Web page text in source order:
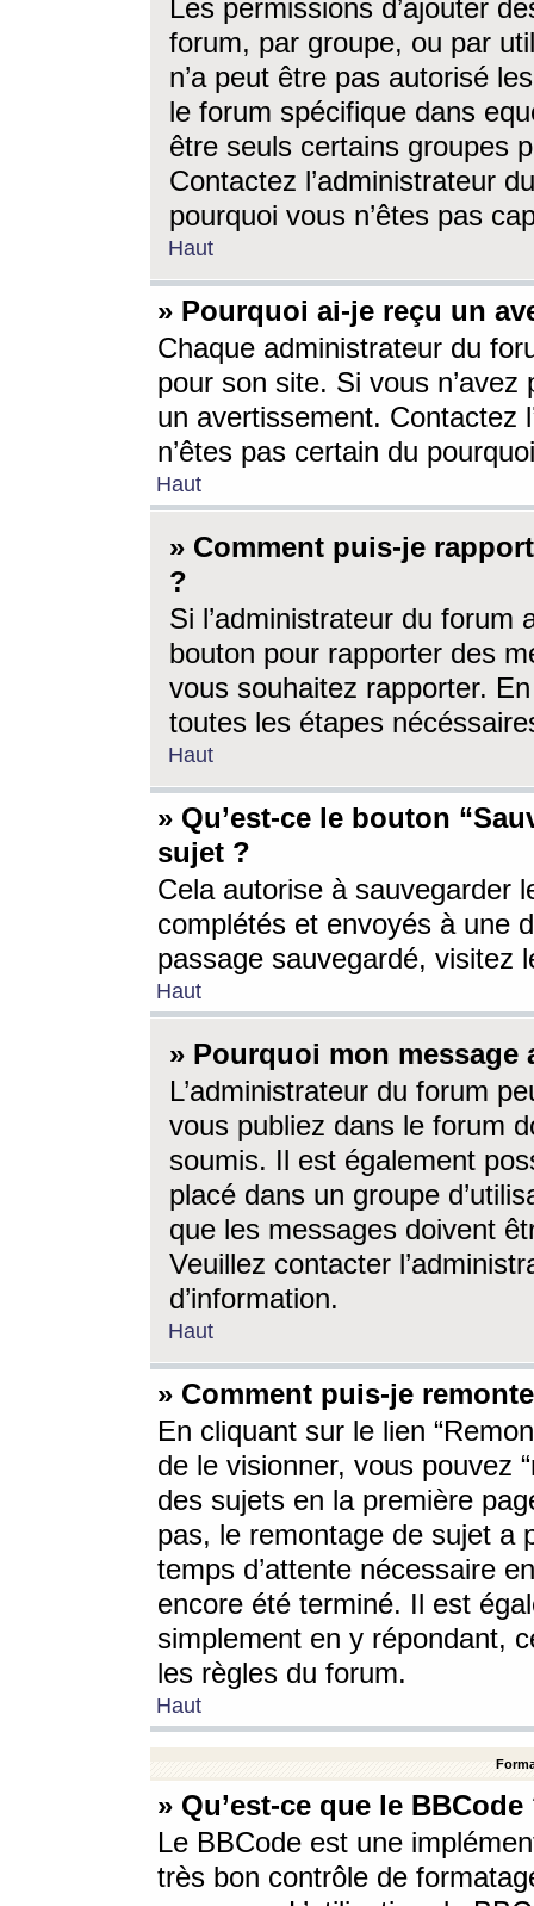
Les permissions d’ajouter
forum, par groupe, ou par
n’a peut être pas autorisé
le forum spécifique dans
être seuls certains groupes
Contactez l’administrateur
pourquoi vous n’êtes pas
Haut
» Pourquoi ai-je reçu un
Chaque administrateur du
pour son site. Si vous
un avertissement. Contactez
n’êtes pas certain du
Haut
» Comment puis-je
?
Si l’administrateur du forum
bouton pour rapporter des
vous souhaitez rapporter.
toutes les étapes
Haut
» Qu’est-ce le bouton
sujet ?
Cela autorise à sauvegarder
complétés et envoyés à une
passage sauvegardé, visitez
Haut
» Pourquoi mon message
L’administrateur du forum
vous publiez dans le forum
soumis. Il est également
placé dans un groupe
que les messages doivent
Veuillez contacter
d’information.
Haut
» Comment puis-je
En cliquant sur le lien
de le visionner, vous pouvez
des sujets en la première
pas, le remontage de sujet a
temps d’attente nécessaire
encore été terminé. Il est
simplement en y répondant,
les règles du forum.
Haut
» Qu’est-ce que le BBCode
Le BBCode est une
très bon contrôle de